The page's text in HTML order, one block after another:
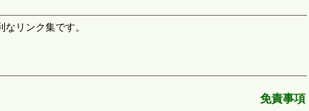
リンク集です。
免責事項